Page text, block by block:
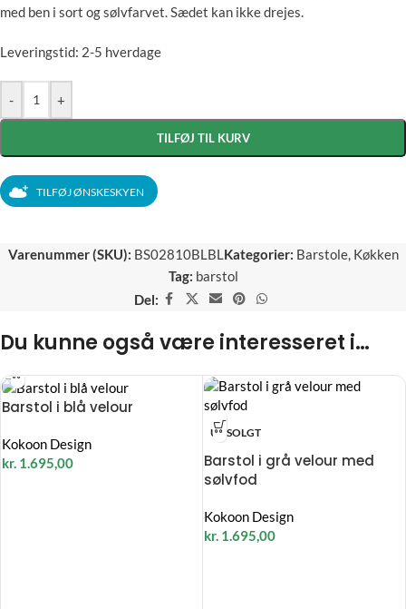
med ben i sort og sølvfarvet. Sædet kan ikke drejes.
Leveringstid: 2-5 hverdage
- +
TILFØJ TIL KURV
TILFØJ ØNSKESKYEN
Varenummer (SKU): BS02810BLBLKategorier: Barstole, Køkken
Tag: barstol
Del:
Du kunne også være interesseret i…
Barstol i blå velour
Kokoon Design
kr. 1.695,00
UDSOLGT
Barstol i grå velour med
sølvfod
Kokoon Design
kr. 1.695,00